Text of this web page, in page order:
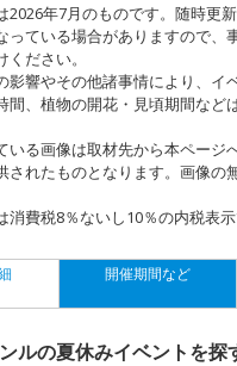
2026年7月のものです。随時更
っている場合がありますので、
ださい。
響やその他諸事情により、イ
間、植物の開花・見頃期間など
いる画像は取材先から本ページ
されたものとなります。画像の
費税8％ないし10％の内税表示
開催期間など
ルの夏休みイベントを探